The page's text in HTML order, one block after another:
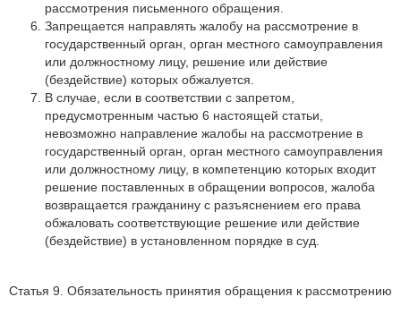
рассмотрения письменного обращения.
Запрещается направлять жалобу на рассмотрение в
государственный орган, орган местного самоуправления
или должностному лицу, решение или действие
(бездействие) которых обжалуется.
В случае, если в соответствии с запретом,
предусмотренным частью 6 настоящей статьи,
невозможно направление жалобы на рассмотрение в
государственный орган, орган местного самоуправления
или должностному лицу, в компетенцию которых входит
решение поставленных в обращении вопросов, жалоба
возвращается гражданину с разъяснением его права
обжаловать соответствующие решение или действие
(бездействие) в установленном порядке в суд.
Статья 9. Обязательность принятия обращения к рассмотрению